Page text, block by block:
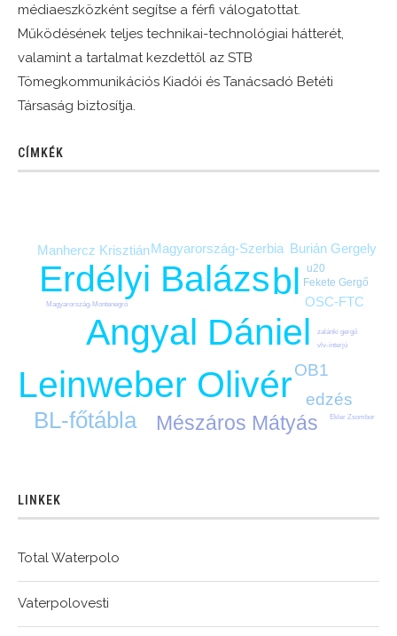
médiaeszközként segítse a férfi válogatottat.
Működésének teljes technikai-technológiai hátterét,
valamint a tartalmat kezdettől az STB
Tömegkommunikációs Kiadói és Tanácsadó Betéti
Társaság biztosítja.
CÍMKÉK
Angyal Dániel
bl
Erdélyi Balázs
Leinweber Olivér
BL-főtábla Mészáros Mátyás
edzés
OB1
Burián Gergely
Magyarország-Szerbia
Manhercz Krisztián
OSC-FTC
Fekete Gergő
u20
Ekler Zsombor
Magyarország-Montenegró
vlv-interjú
zalánki gergő
LINKEK
Total Waterpolo
Vaterpolovesti